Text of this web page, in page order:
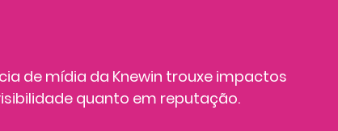
de mídia da Knewin trouxe impactos
quanto em reputação.